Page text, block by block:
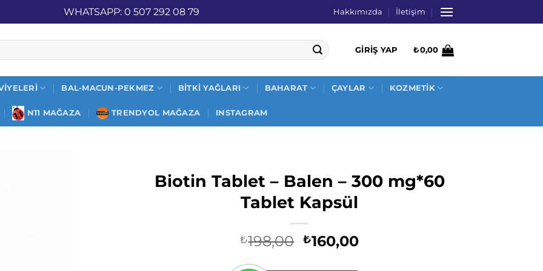
KARGO WHATSAPP: 0 507 292 08 79 Hakkımızda İletişim
GIRIŞ YAP ₺0,00
BAL-MACUN-PEKMEZ BITKI YAĞLARI BAHARAT ÇAYLAR KOZMETİK
N11 MAĞAZA TRENDYOL MAĞAZA INSTAGRAM
Biotin Tablet – Balen – 300 mg*60
Tablet Kapsül
₺198,00 Orijinal
₺160,00Şu